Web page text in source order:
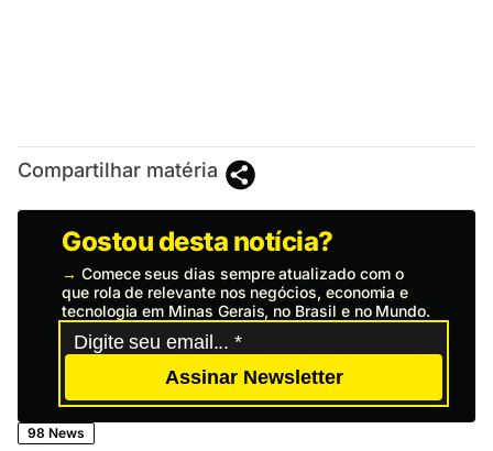
Compartilhar matéria
Gostou desta notícia?
→ Comece seus dias sempre atualizado com o
que rola de relevante nos negócios, economia e
tecnologia em Minas Gerais, no Brasil e no Mundo.
Assinar Newsletter
98 News